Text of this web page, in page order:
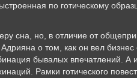
по готическому
сна, но, в отличие от
о том, как он вел
бывалых впечатлений. А
Рамки готического